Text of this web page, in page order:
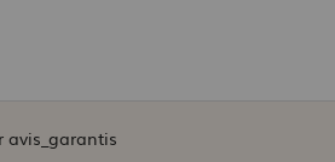
avis_garantis